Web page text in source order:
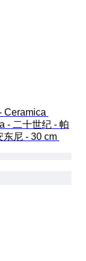
- 二十世纪 - 帕
东尼 - 30 cm